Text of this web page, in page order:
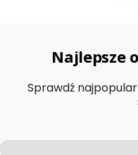
Najlepsze
Sprawdź